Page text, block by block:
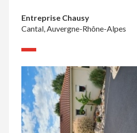
Entreprise Chausy
Cantal, Auvergne-Rhône-Alpes